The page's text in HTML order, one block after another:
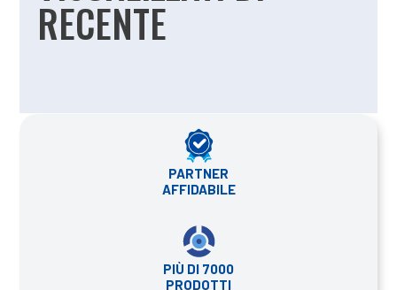
RECENTE
PARTNER
AFFIDABILE
PIÙ DI 7000
PRODOTTI